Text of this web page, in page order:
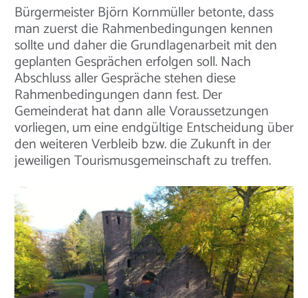
Bürgermeister Björn Kornmüller betonte, dass
man zuerst die Rahmenbedingungen kennen
sollte und daher die Grundlagenarbeit mit den
geplanten Gesprächen erfolgen soll. Nach
Abschluss aller Gespräche stehen diese
Rahmenbedingungen dann fest. Der
Gemeinderat hat dann alle Voraussetzungen
vorliegen, um eine endgültige Entscheidung über
den weiteren Verbleib bzw. die Zukunft in der
jeweiligen Tourismusgemeinschaft zu treffen.